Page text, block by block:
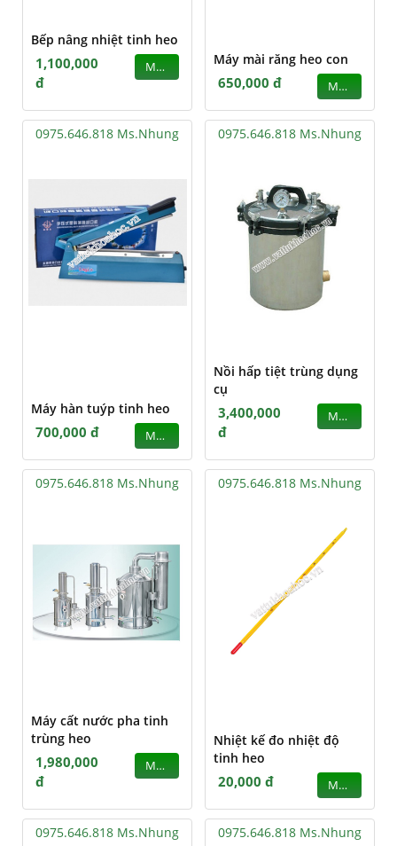
Bếp nâng nhiệt tinh heo
1,100,000
đ
MUA Máy mài răng heo con
650,000 đ MUA
0975.646.818 Ms.Nhung
Máy hàn tuýp tinh heo
700,000 đ MUA
0975.646.818 Ms.Nhung
Nồi hấp tiệt trùng dụng
cụ
3,400,000
đ
MUA
0975.646.818 Ms.Nhung
Máy cất nước pha tinh
trùng heo
1,980,000
đ
MUA
0975.646.818 Ms.Nhung
Nhiệt kế đo nhiệt độ
tinh heo
20,000 đ MUA
0975.646.818 Ms.Nhung 0975.646.818 Ms.Nhung